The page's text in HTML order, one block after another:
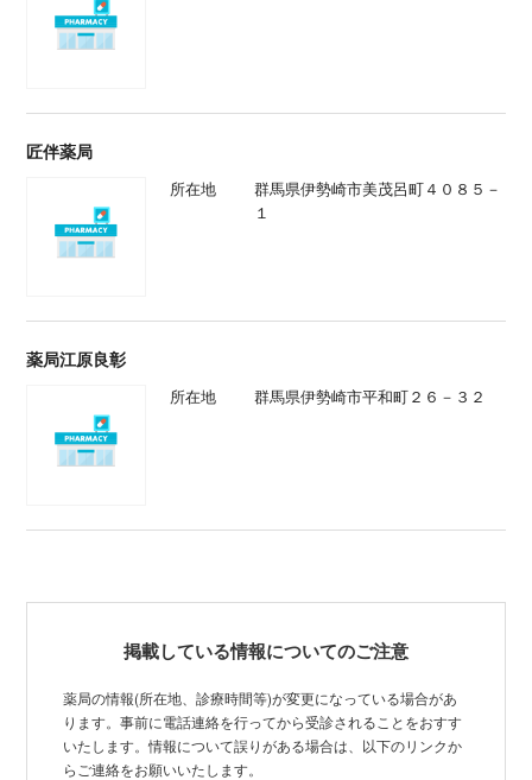
匠伴薬局
所在地
群馬県伊勢崎市美茂呂町４０８５－
１
薬局江原良彰
所在地 群馬県伊勢崎市平和町２６－３２
掲載している情報についてのご注意
薬局の情報(所在地、診療時間等)が変更になっている場合があ
ります。事前に電話連絡を行ってから受診されることをおすす
いたします。情報について誤りがある場合は、以下のリンクか
らご連絡をお願いいたします。